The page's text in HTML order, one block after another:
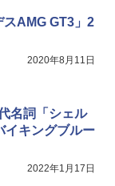
AMG GT3」2
2020年8月11日
名詞「シェル
イキングブルー
2022年1月17日